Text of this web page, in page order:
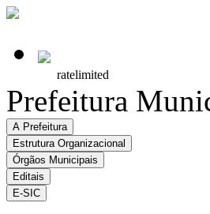
Prefeitura
A Prefeitura
Estrutura Organizacional
Órgãos Municipais
Editais
E-SIC